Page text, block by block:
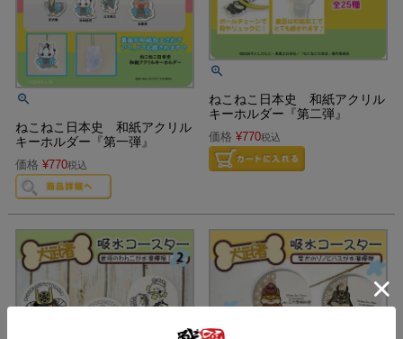
ねこねこ日本史 和紙アクリル
キーホルダー『第一弾』
価格 ¥770税込
ねこねこ日本史 和紙アクリル
キーホルダー『第二弾』
価格 ¥770税込